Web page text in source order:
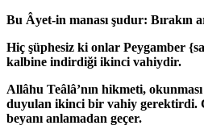
Bu Âyet-in manası şudur: Bırakın
Hiç şüphesiz ki onlar Peygamber
kalbine indirdiği ikinci vahiydir.
Allâhu Teâlâ’nın hikmeti,
duyulan ikinci bir vahiy gerektirdi.
beyanı anlamadan geçer.